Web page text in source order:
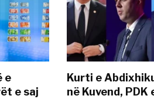
e
e saj
Kurti e
në Kuvend, PDK